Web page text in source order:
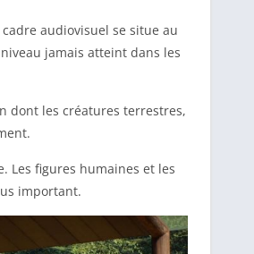
audiovisuel se situe au
jamais atteint dans les
dont les créatures terrestres,
Les figures humaines et les
important.